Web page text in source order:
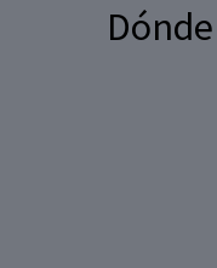
Dónde